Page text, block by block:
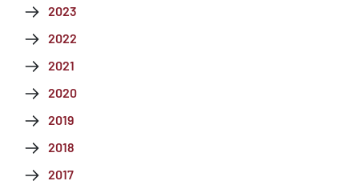
2023
2022
2021
2020
2019
2018
2017